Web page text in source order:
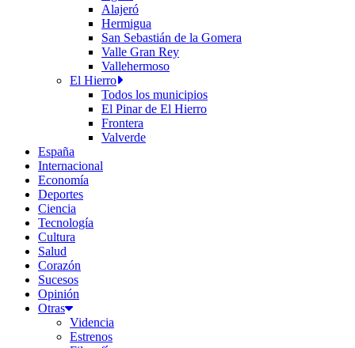
Alajeró
Hermigua
San Sebastián de la Gomera
Valle Gran Rey
Vallehermoso
El Hierro
Todos los municipios
El Pinar de El Hierro
Frontera
Valverde
España
Internacional
Economía
Deportes
Ciencia
Tecnología
Cultura
Salud
Corazón
Sucesos
Opinión
Otras
Videncia
Estrenos